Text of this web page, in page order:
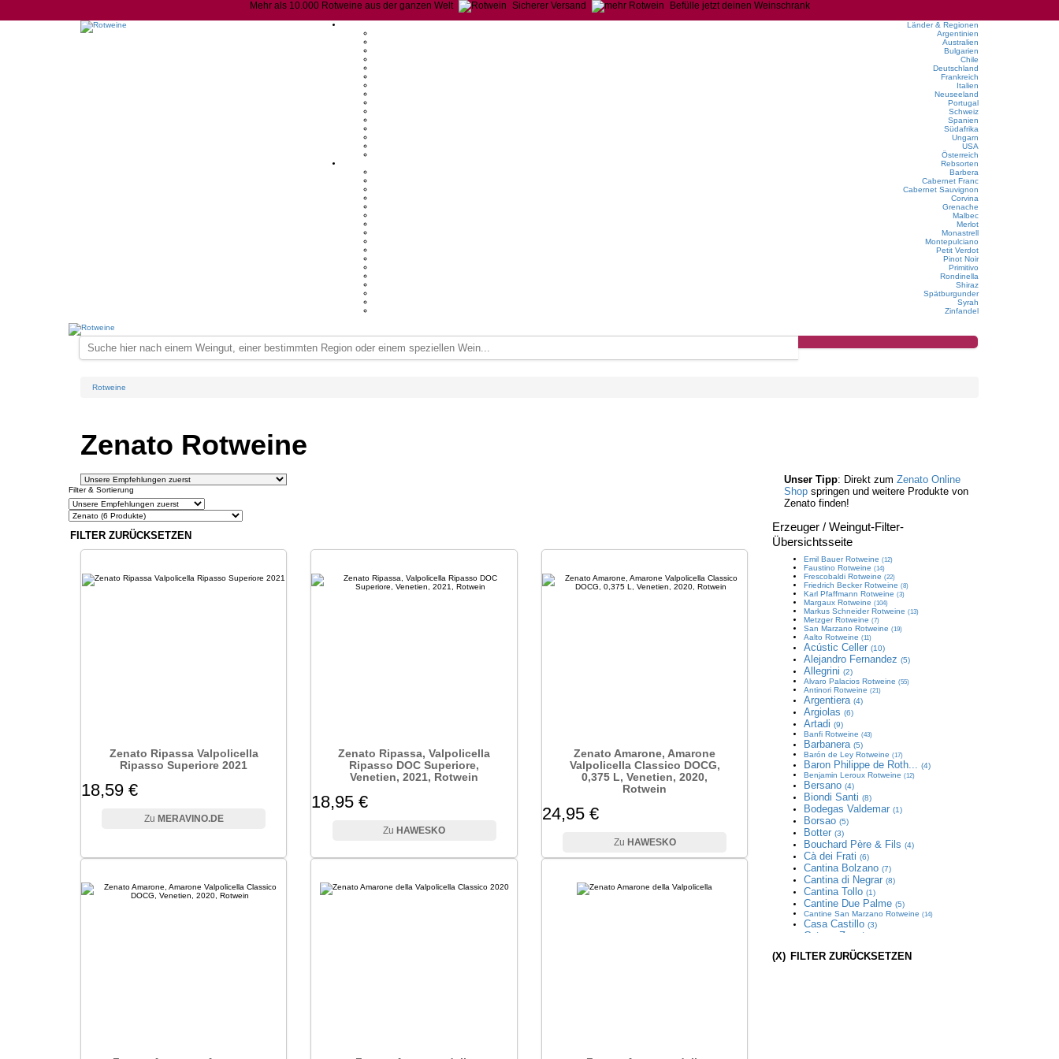
Mehr als 10.000 Rotweine aus der ganzen Welt Sicherer Versand Befülle jetzt deinen Weinschrank
Länder & Regionen
Argentinien
Australien
Bulgarien
Chile
Deutschland
Frankreich
Italien
Neuseeland
Portugal
Schweiz
Spanien
Südafrika
Ungarn
USA
Österreich
Rebsorten
Barbera
Cabernet Franc
Cabernet Sauvignon
Corvina
Grenache
Malbec
Merlot
Monastrell
Montepulciano
Petit Verdot
Pinot Noir
Primitivo
Rondinella
Shiraz
Spätburgunder
Syrah
Zinfandel
Rotweine
Zenato Rotweine
Filter & Sortierung
FILTER ZURÜCKSETZEN
Zenato Ripassa Valpolicella
Ripasso Superiore 2021
18,59 €
MERAVINO.DE
Zenato Ripassa, Valpolicella
Ripasso DOC Superiore,
Venetien, 2021, Rotwein
18,95 €
HAWESKO
Zenato Amarone, Amarone
Valpolicella Classico DOCG,
0,375 L, Venetien, 2020,
Rotwein
24,95 €
HAWESKO
Unser Tipp: Direkt zum Zenato Online
Shopspringen und weitere Produkte von
Zenato finden!
Erzeuger / Weingut-Filter-
Übersichtsseite
Emil BauerRotweine (12)
Faustino Rotweine (14)
Frescobaldi Rotweine (22)
Friedrich BeckerRotweine (8)
Karl Pfaffmann Rotweine (3)
Margaux Rotweine (104)
Markus SchneiderRotweine (13)
MetzgerRotweine (7)
San Marzano Rotweine (19)
Aalto Rotweine (11)
Acústic Celler (10)
Alejandro Fernandez (5)
Allegrini (2)
Alvaro Palacios Rotweine (55)
Antinori Rotweine (21)
Argentiera (4)
Argiolas (6)
Artadi (9)
Banfi Rotweine (43)
Barbanera (5)
Barón de Ley Rotweine (17)
Baron Philippe de Roth... (4)
Benjamin Leroux Rotweine (12)
Bersano (4)
Biondi Santi (8)
Bodegas Valdemar (1)
Borsao (5)
Botter (3)
Bouchard Père & Fils (4)
Cà dei Frati (6)
Cantina Bolzano (7)
Cantina di Negrar (8)
Cantina Tollo (1)
Cantine Due Palme (5)
Cantine San Marzano Rotweine (14)
Casa Castillo (3)
Catena Zapata
Cesari Rotweine (12)
(X) FILTER ZURÜCKSETZEN